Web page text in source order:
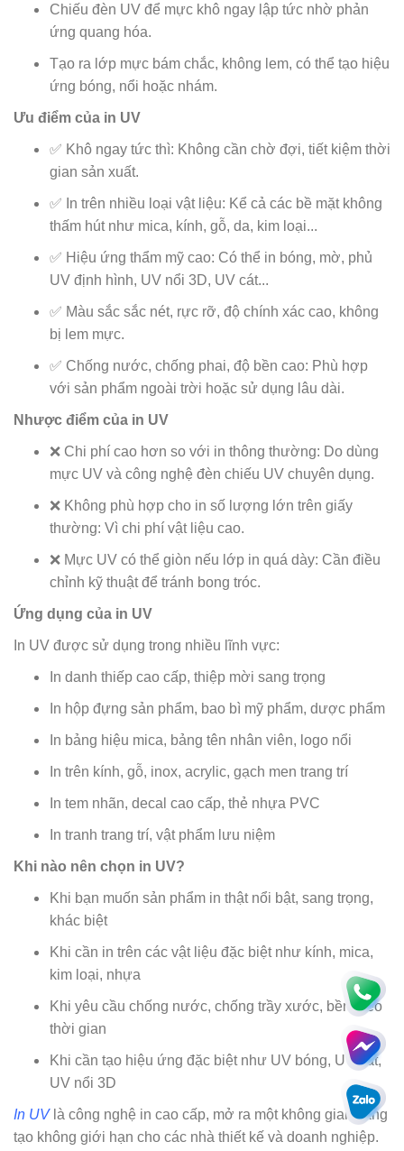
Chiếu đèn UV để mực khô ngay lập tức nhờ phản
ứng quang hóa.
Tạo ra lớp mực bám chắc, không lem, có thể tạo hiệu
ứng bóng, nổi hoặc nhám.
Ưu điểm của in UV
✅ Khô ngay tức thì: Không cần chờ đợi, tiết kiệm thời
gian sản xuất.
✅ In trên nhiều loại vật liệu: Kể cả các bề mặt không
thấm hút như mica, kính, gỗ, da, kim loại...
✅ Hiệu ứng thẩm mỹ cao: Có thể in bóng, mờ, phủ
UV định hình, UV nổi 3D, UV cát...
✅ Màu sắc sắc nét, rực rỡ, độ chính xác cao, không
bị lem mực.
✅ Chống nước, chống phai, độ bền cao: Phù hợp
với sản phẩm ngoài trời hoặc sử dụng lâu dài.
Nhược điểm của in UV
❌ Chi phí cao hơn so với in thông thường: Do dùng
mực UV và công nghệ đèn chiếu UV chuyên dụng.
❌ Không phù hợp cho in số lượng lớn trên giấy
thường: Vì chi phí vật liệu cao.
❌ Mực UV có thể giòn nếu lớp in quá dày: Cần điều
chỉnh kỹ thuật để tránh bong tróc.
Ứng dụng của in UV
In UV được sử dụng trong nhiều lĩnh vực:
In danh thiếp cao cấp, thiệp mời sang trọng
In hộp đựng sản phẩm, bao bì mỹ phẩm, dược phẩm
In bảng hiệu mica, bảng tên nhân viên, logo nổi
In trên kính, gỗ, inox, acrylic, gạch men trang trí
In tem nhãn, decal cao cấp, thẻ nhựa PVC
In tranh trang trí, vật phẩm lưu niệm
Khi nào nên chọn in UV?
Khi bạn muốn sản phẩm in thật nổi bật, sang trọng,
khác biệt
Khi cần in trên các vật liệu đặc biệt như kính, mica,
kim loại, nhựa
Khi yêu cầu chống nước, chống trầy xước, bền theo
thời gian
Khi cần tạo hiệu ứng đặc biệt như UV bóng, UV cát,
UV nổi 3D
In UVlà công nghệ in cao cấp, mở ra một không gian sáng
tạo không giới hạn cho các nhà thiết kế và doanh nghiệp.